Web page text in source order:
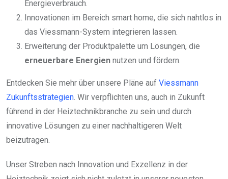
Energieverbrauch.
Innovationen im Bereich smart home, die sich nahtlos in
das Viessmann-System integrieren lassen.
Erweiterung der Produktpalette um Lösungen, die
erneuerbare Energien nutzen und fördern.
Entdecken Sie mehr über unsere Pläne auf Viessmann
Zukunftsstrategien. Wir verpflichten uns, auch in Zukunft
führend in der Heiztechnikbranche zu sein und durch
innovative Lösungen zu einer nachhaltigeren Welt
beizutragen.
Unser Streben nach Innovation und Exzellenz in der